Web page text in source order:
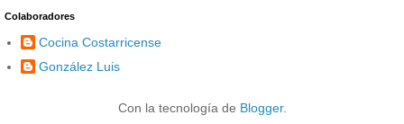
Colaboradores
Cocina Costarricense
González Luis
Con la tecnología de Blogger.